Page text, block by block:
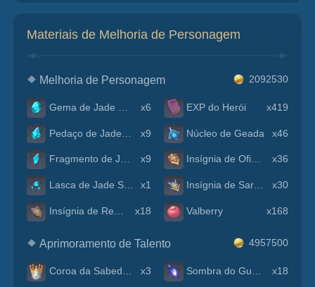
Materiais de Melhoria de Personagem
Melhoria de Personagem 2092530
x6 EXP do Herói x419
x9 Núcleo de Geada x46
Fragmento de Jade Shivada x9 Insígnia de Oficial x36
Lasca de Jade Shivada x1 Insígnia de Sargento x30
x18 Valberry x168
Aprimoramento de Talento 4957500
x3 x18